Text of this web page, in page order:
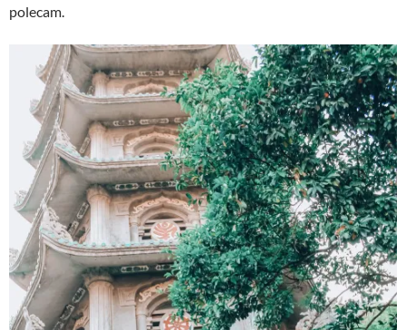
polecam.